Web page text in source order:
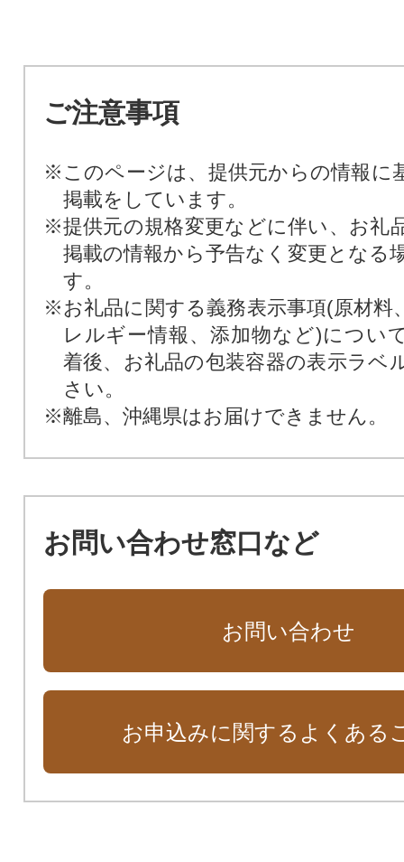
ご注意事項
※このページは、提供元からの情報に
掲載をしています。
※提供元の規格変更などに伴い、お礼
掲載の情報から予告なく変更となる
す。
※お礼品に関する義務表示事項(原材料
レルギー情報、添加物など)につい
着後、お礼品の包装容器の表示ラベ
さい。
※離島、沖縄県はお届けできません。
お問い合わせ窓口など
お問い合わせ
お申込みに関するよくある